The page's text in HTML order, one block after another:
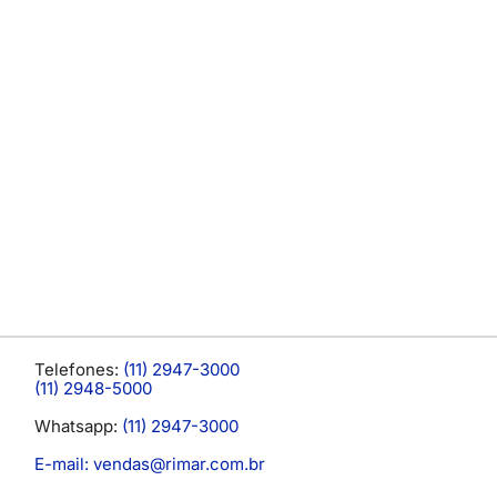
Telefones: (11) 2947-3000
(11) 2948-5000
Whatsapp: (11) 2947-3000
E-mail: vendas@rimar.com.br